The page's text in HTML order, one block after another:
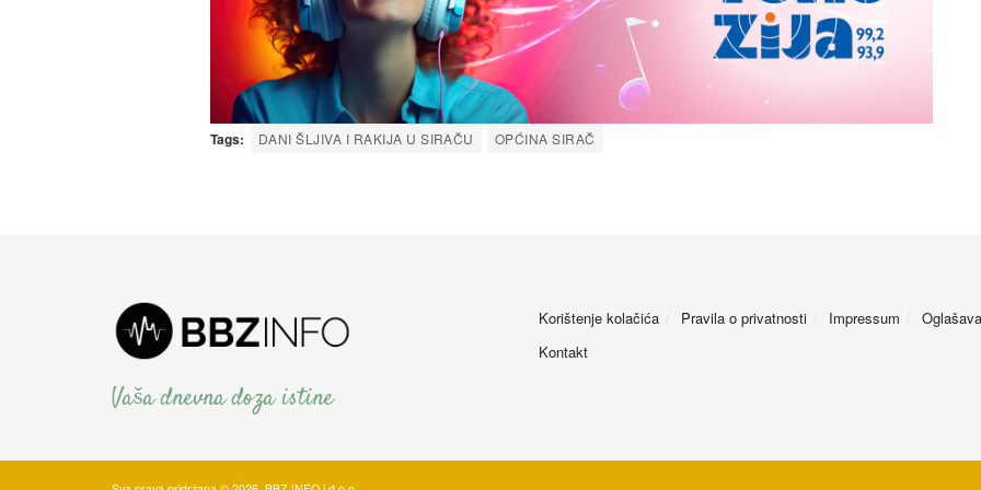
Tags: DANI ŠLJIVA I RAKIJA U SIRAČU OPĆINA SIRAČ
Vaša dnevna doza istine
Korištenje kolačića Pravila o privatnosti Impressum
Kontakt